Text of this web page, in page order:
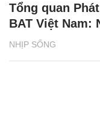
NHỊP SỐNG
Tổng quan
BAT Việt Nam: